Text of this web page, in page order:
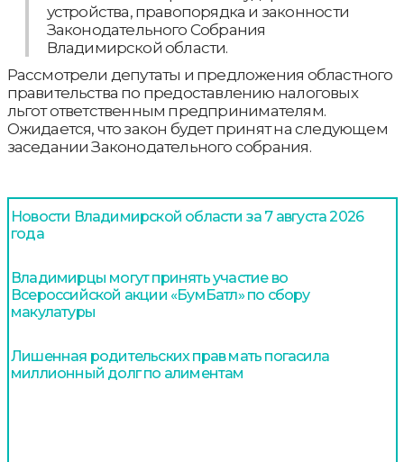
устройства, правопорядка и законности
Законодательного Собрания
Владимирской области.
Рассмотрели депутаты и предложения областного
правительства по предоставлению налоговых
льгот ответственным предпринимателям.
Ожидается, что закон будет принят на следующем
заседании Законодательного собрания.
Новости Владимирской области за 7 августа 2026
года
Владимирцы могут принять участие во
Всероссийской акции «БумБатл» по сбору
макулатуры
Лишенная родительских прав мать погасила
миллионный долг по алиментам